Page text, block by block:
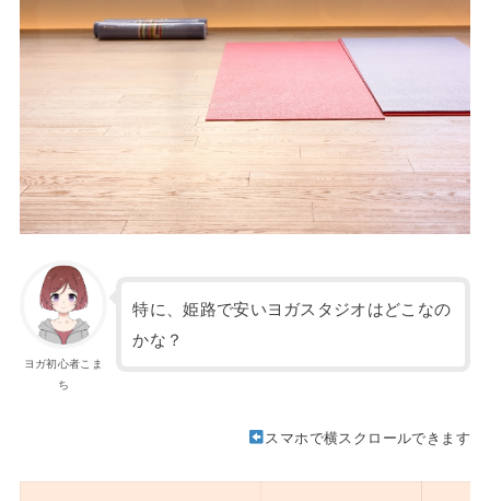
ヨガ初心者こま
ち
特に、姫路で安いヨガスタジオはどこなの
かな？
スマホで横スクロールできます